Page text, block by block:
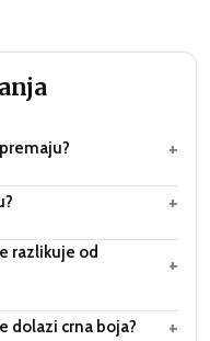
+
+
razlikuje od
+
dolazi crna boja? +